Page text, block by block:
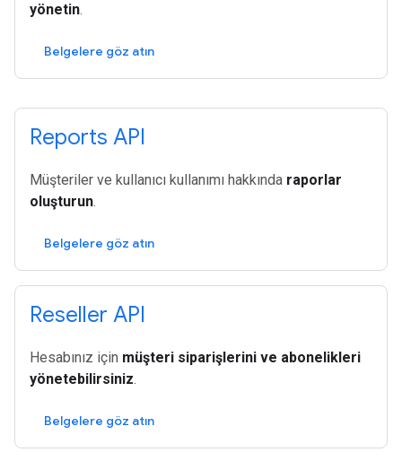
yönetin.
Belgelere göz atın
Reports API
Müşteriler ve kullanıcı kullanımı hakkında raporlar
oluşturun.
Belgelere göz atın
Reseller API
Hesabınız için müşteri siparişlerini ve abonelikleri
yönetebilirsiniz.
Belgelere göz atın